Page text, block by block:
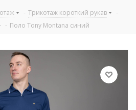
- Трикотаж короткий рукав
-
- Поло Tony Montana синий